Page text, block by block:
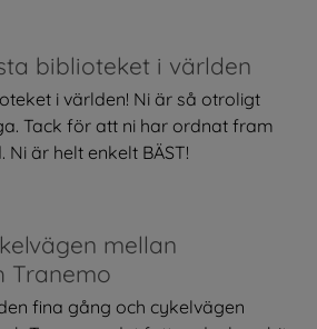
biblioteket i världen
i världen! Ni är så otroligt
Tack för att ni har ordnat fram
är helt enkelt BÄST!
mellan
Tranemo
fina gång och cykelvägen